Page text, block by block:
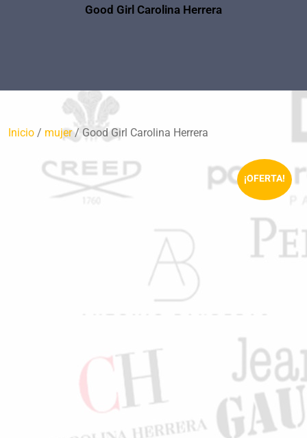
Good Girl Carolina Herrera
Inicio / mujer/ Good Girl Carolina Herrera
¡OFERTA!